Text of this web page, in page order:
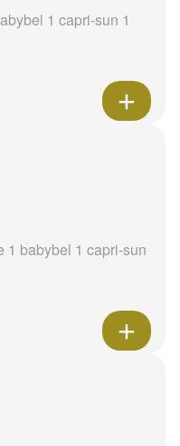
1 capri-sun 1
1 babybel 1 capri-sun